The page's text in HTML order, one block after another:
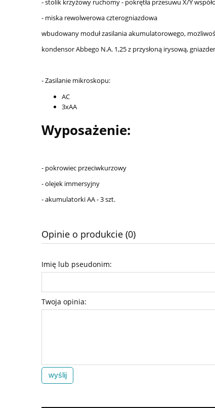
- stolik krzyżowy ruchomy - pokrętła przesuwu X/Y
- miska rewolwerowa czterogniazdowa
wbudowany moduł zasilania akumulatorowego,
kondensor Abbego N.A. 1,25 z przysłoną irysową,
- Zasilanie mikroskopu:
AC
3xAA
Wyposażenie:
- pokrowiec przeciwkurzowy
- olejek immersyjny
- akumulatorki AA - 3 szt.
Opinie o produkcie (0)
Imię lub pseudonim:
Twoja opinia:
wyślij